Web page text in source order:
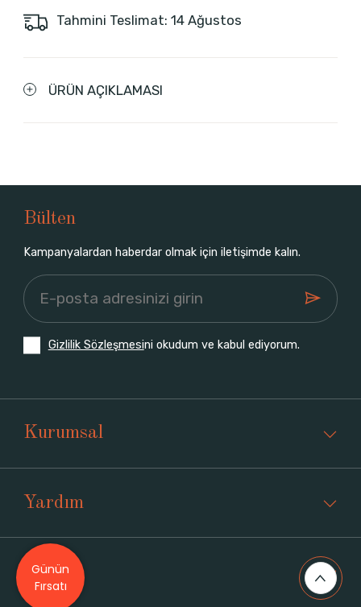
Tahmini Teslimat: 14 Ağustos
ÜRÜN AÇIKLAMASI
Bülten
Kampanyalardan haberdar olmak için iletişimde kalın.
Gizlilik Sözleşmesini okudum ve kabul ediyorum.
Kurumsal
Yardım
Üyelik
Günün
Fırsatı